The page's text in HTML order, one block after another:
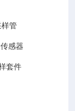
管
器
套件